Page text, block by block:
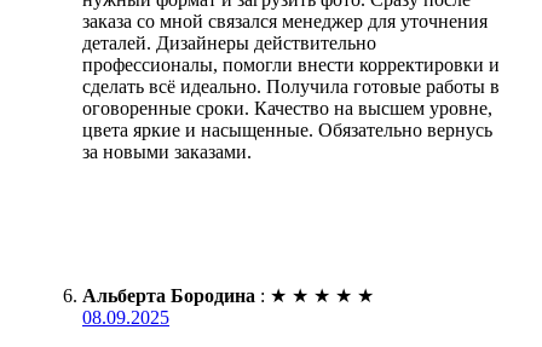
заказа со мной связался менеджер для уточнения
деталей. Дизайнеры действительно
профессионалы, помогли внести корректировки и
сделать всё идеально. Получила готовые работы в
оговоренные сроки. Качество на высшем уровне,
цвета яркие и насыщенные. Обязательно вернусь
за новыми заказами.
Альберта Бородина : ★ ★ ★ ★ ★
08.09.2025